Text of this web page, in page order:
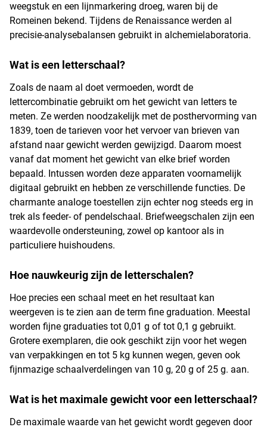
weegstuk en een lijnmarkering droeg, waren bij de
Romeinen bekend. Tijdens de Renaissance werden al
precisie-analysebalansen gebruikt in alchemielaboratoria.
Wat is een letterschaal?
Zoals de naam al doet vermoeden, wordt de
lettercombinatie gebruikt om het gewicht van letters te
meten. Ze werden noodzakelijk met de posthervorming van
1839, toen de tarieven voor het vervoer van brieven van
afstand naar gewicht werden gewijzigd. Daarom moest
vanaf dat moment het gewicht van elke brief worden
bepaald. Intussen worden deze apparaten voornamelijk
digitaal gebruikt en hebben ze verschillende functies. De
charmante analoge toestellen zijn echter nog steeds erg in
trek als feeder- of pendelschaal. Briefweegschalen zijn een
waardevolle ondersteuning, zowel op kantoor als in
particuliere huishoudens.
Hoe nauwkeurig zijn de letterschalen?
Hoe precies een schaal meet en het resultaat kan
weergeven is te zien aan de term fine graduation. Meestal
worden fijne graduaties tot 0,01 g of tot 0,1 g gebruikt.
Grotere exemplaren, die ook geschikt zijn voor het wegen
van verpakkingen en tot 5 kg kunnen wegen, geven ook
fijnmazige schaalverdelingen van 10 g, 20 g of 25 g. aan.
Wat is het maximale gewicht voor een letterschaal?
De maximale waarde van het gewicht wordt gegeven door